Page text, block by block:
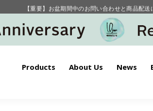
【重要】お盆期間中のお問い合わせと商品配送
毎月お得にポイントが貯まる！ “月のポイント
Products About Us News